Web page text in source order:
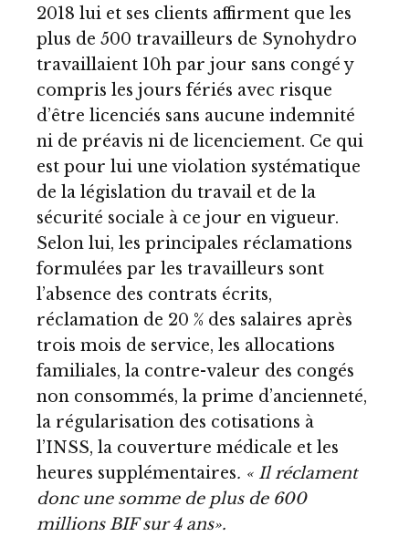
2018 lui et ses clients affirment que les
plus de 500 travailleurs de Synohydro
travaillaient 10h par jour sans congé y
compris les jours fériés avec risque
d’être licenciés sans aucune indemnité
ni de préavis ni de licenciement. Ce qui
est pour lui une violation systématique
de la législation du travail et de la
sécurité sociale à ce jour en vigueur.
Selon lui, les principales réclamations
formulées par les travailleurs sont
l’absence des contrats écrits,
réclamation de 20 % des salaires après
trois mois de service, les allocations
familiales, la contre-valeur des congés
non consommés, la prime d’ancienneté,
la régularisation des cotisations à
l’INSS, la couverture médicale et les
heures supplémentaires. « Il réclament
donc une somme de plus de 600
millions BIF sur 4 ans».